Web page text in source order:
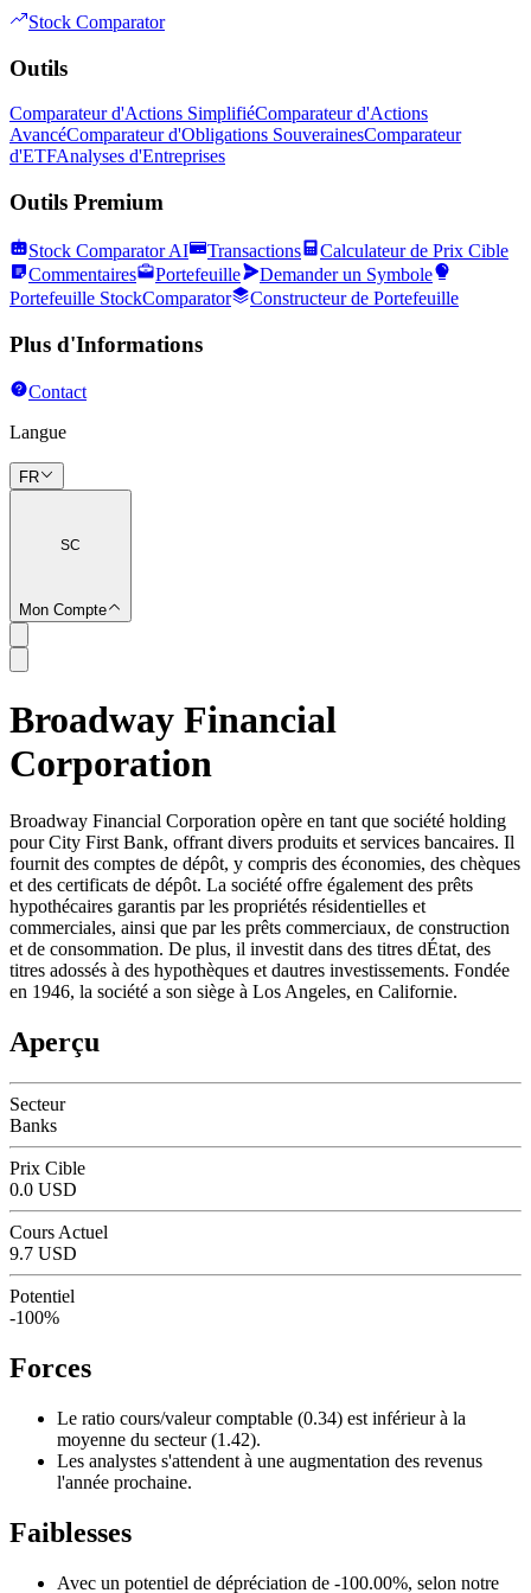
Stock Comparator
Outils
Comparateur d'Actions SimplifiéComparateur d'Actions
AvancéComparateur d'Obligations SouverainesComparateur
d'ETFAnalyses d'Entreprises
Outils Premium
Stock Comparator AI Transactions
Calculateur de Prix Cible
Commentaires
Portefeuille
Demander un Symbole
Portefeuille StockComparator
Constructeur de Portefeuille
Plus d'Informations
Contact
Langue
FR
SC
Mon Compte
SC
Broadway Financial
Corporation
Broadway Financial Corporation opère en tant que société holding
pour City First Bank, offrant divers produits et services bancaires. Il
fournit des comptes de dépôt, y compris des économies, des chèques
et des certificats de dépôt. La société offre également des prêts
hypothécaires garantis par les propriétés résidentielles et
commerciales, ainsi que par les prêts commerciaux, de construction
et de consommation. De plus, il investit dans des titres dÉtat, des
titres adossés à des hypothèques et dautres investissements. Fondée
en 1946, la société a son siège à Los Angeles, en Californie.
Aperçu
Secteur
Banks
Prix Cible
0.0 USD
Cours Actuel
9.7 USD
Potentiel
-100%
Forces
Le ratio cours/valeur comptable (0.34) est inférieur à la
moyenne du secteur (1.42).
Les analystes s'attendent à une augmentation des revenus
l'année prochaine.
Faiblesses
Avec un potentiel de dépréciation de -100.00%, selon notre